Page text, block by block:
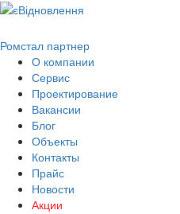
Ромстал партнер
О компании
Сервис
Проектирование
Вакансии
Блог
Объекты
Контакты
Прайс
Новости
Акции